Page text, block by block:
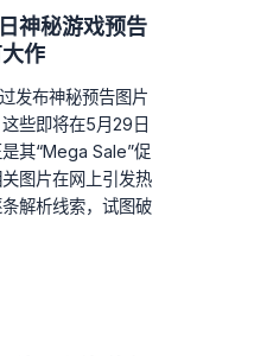
神秘游戏预告
作
发布神秘预告图片
些即将在5月29日
其“Mega Sale”促
图片在网上引发热
解析线索，试图破